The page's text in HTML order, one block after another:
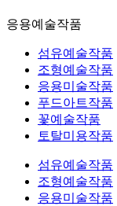
응용예술작품
섬유예술작품
조형예술작품
응용미술작품
푸드아트작품
꽃예술작품
토탈미용작품
섬유예술작품
조형예술작품
응용미술작품